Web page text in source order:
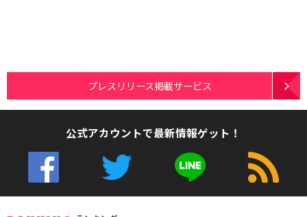
プレスリリース掲載サービス
公式アカウントで最新情報ゲット！